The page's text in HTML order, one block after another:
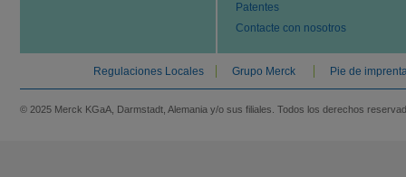
Patentes
Contacte con nosotros
Regulaciones Locales Grupo Merck Pie de
© 2025 Merck KGaA, Darmstadt, Alemania y/o sus filiales. Todos los derechos